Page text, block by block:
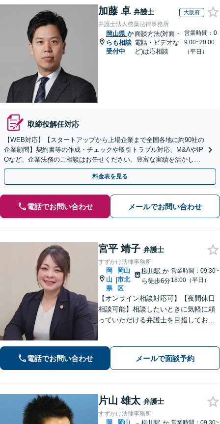
加藤 卓 弁護士 大阪府
弁護士法人啓葉法律事務所
岡山県 か
らも相談
受付中
面談方法(対面・
電話・ビデオな
ど)は応相談
営業時間：0
9:00~20:00
（平日）
取締役解任対応
【WEB対応】【スタートアップから上場企業まで全国各地に約90社の
企業顧問】契約書等の作成・チェックや取引トラブル対応、M&AやIP
Oなど、企業法務のご相談はお任せください。豊富な実績を活かし的
確に対応を進めてまいります。
料金表を見る
電話でお問い合わせ メールでお問い合わせ
宮平 靖子 弁護士
すずかけ法律事務所
岡
山
県
|
岡山
市北
区
柳川駅 か
ら徒歩6分
営業時間：09:30~
18:00（平日）
【オンライン相談対応可】【夜間休日
相談可能】相談したいときに気軽に頼
っていただける弁護士を目指しており
い。
電話でお問い合わせ メールで面談予約
片山 雄太 弁護士
すずかけ法律事務所
岡 岡山 営業時間：09:30~